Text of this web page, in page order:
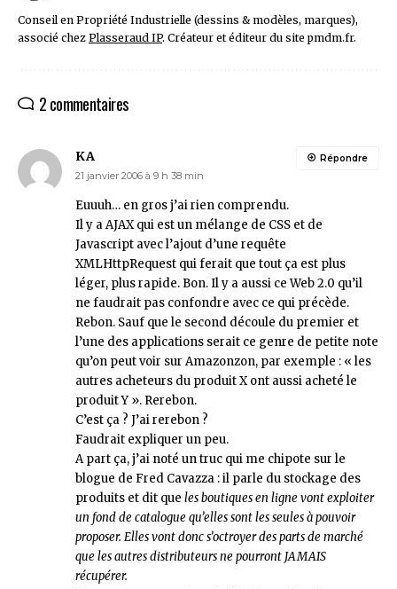
Conseil en Propriété Industrielle (dessins & modèles, marques),
associé chez Plasseraud IP. Créateur et éditeur du site pmdm.fr.
2 commentaires
KA
21 janvier 2006 à 9 h 38 min
Euuuh… en gros j’ai rien comprendu.
Il y a AJAX qui est un mélange de CSS et de
Javascript avec l’ajout d’une requête
XMLHttpRequest qui ferait que tout ça est plus
léger, plus rapide. Bon. Il y a aussi ce Web 2.0 qu’il
ne faudrait pas confondre avec ce qui précède.
Rebon. Sauf que le second découle du premier et
l’une des applications serait ce genre de petite note
qu’on peut voir sur Amazonzon, par exemple : « les
autres acheteurs du produit X ont aussi acheté le
produit Y ». Rerebon.
C’est ça ? J’ai rerebon ?
Faudrait expliquer un peu.
A part ça, j’ai noté un truc qui me chipote sur le
blogue de Fred Cavazza : il parle du stockage des
produits et dit que les boutiques en ligne vont exploiter
un fond de catalogue qu’elles sont les seules à pouvoir
proposer. Elles vont donc s’octroyer des parts de marché
que les autres distributeurs ne pourront JAMAIS
récupérer.
Répondre